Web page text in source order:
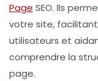
Page SEO. Ils
votre site,
utilisateurs et
comprendre la
page.